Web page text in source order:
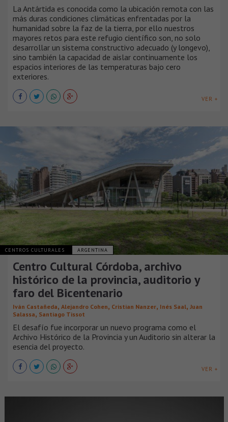
La Antártida es conocida como la ubicación remota con las
más duras condiciones climáticas enfrentadas por la
humanidad sobre la faz de la tierra, por ello nuestros
mayores retos para este refugio científico son, no solo
desarrollar un sistema constructivo adecuado (y longevo),
sino también la capacidad de aislar continuamente los
espacios interiores de las temperaturas bajo cero
exteriores.
VER +
CENTROS CULTURALES ARGENTINA
Centro Cultural Córdoba, archivo
histórico de la provincia, auditorio y
faro del Bicentenario
Iván Castañeda, Alejandro Cohen, Cristian Nanzer, Inés Saal, Juan
Salassa, Santiago Tissot
El desafío fue incorporar un nuevo programa como el
Archivo Histórico de la Provincia y un Auditorio sin alterar la
esencia del proyecto.
VER +